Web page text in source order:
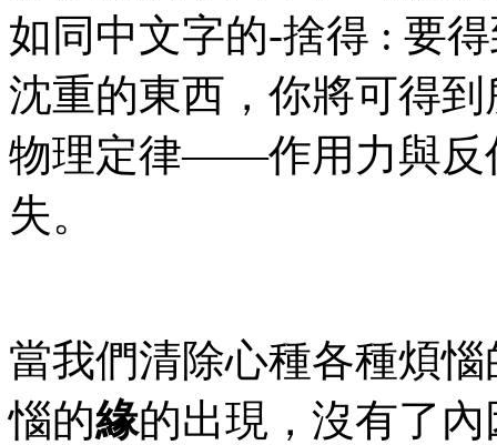
如同中文字的-捨得 : 要
沈重的東西，你將可得
物理定律——作用力與反
失。
當我們清除心種各種煩惱
惱的緣的出現， 沒有了